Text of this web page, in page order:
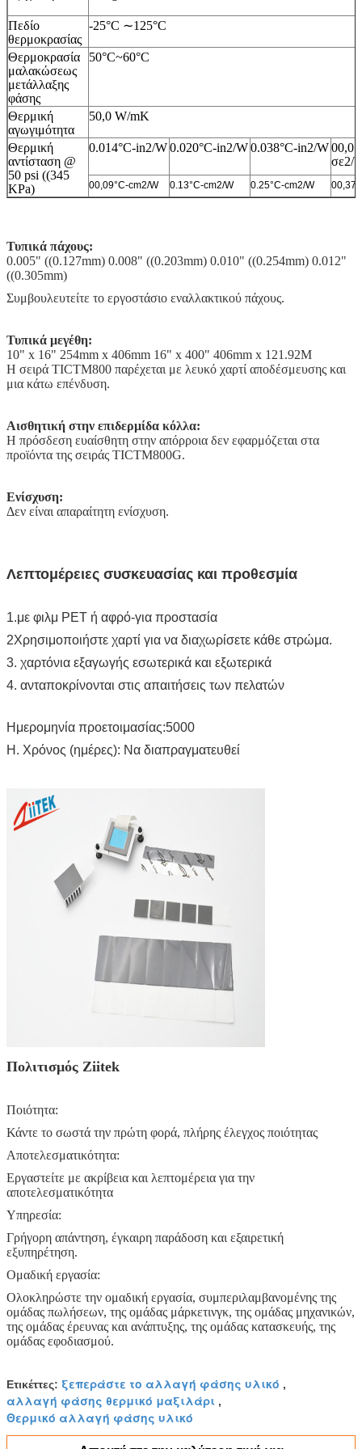
Πεδίο
θερμοκρασίας
-25°C ∼125°C
Θερμοκρασία
μαλακώσεως
μετάλλαξης
φάσης
50°C~60°C
Θερμική
αγωγιμότητα
50,0 W/mK
Θερμική
αντίσταση @
50 psi ((345
KPa)
0.014°C-in2/W0.020°C-in2/W0.038°C-in2/W
σε2/
00,09°C-cm2/W 0.13°C-cm2/W 0.25°C-cm2/W
Τυπικά πάχους:
0.005" ((0.127mm) 0.008" ((0.203mm) 0.010" ((0.254mm) 0.012"
((0.305mm)
Συμβουλευτείτε το εργοστάσιο εναλλακτικού πάχους.
Τυπικά μεγέθη:
10" x 16" 254mm x 406mm 16" x 400" 406mm x 121.92M
Η σειρά TICTM800 παρέχεται με λευκό χαρτί αποδέσμευσης και
μια κάτω επένδυση.
Αισθητική στην επιδερμίδα κόλλα:
Η πρόσδεση ευαίσθητη στην απόρροια δεν εφαρμόζεται στα
προϊόντα της σειράς TICTM800G.
Ενίσχυση:
Δεν είναι απαραίτητη ενίσχυση.
Λεπτομέρειες συσκευασίας και προθεσμία
1.με φιλμ PET ή αφρό-για προστασία
2Χρησιμοποιήστε χαρτί για να διαχωρίσετε κάθε στρώμα.
3. χαρτόνια εξαγωγής εσωτερικά και εξωτερικά
4. ανταποκρίνονται στις απαιτήσεις των πελατών
Ημερομηνία προετοιμασίας:5000
Η. Χρόνος (ημέρες): Να διαπραγματευθεί
Πολιτισμός Ziitek
Ποιότητα:
Κάντε το σωστά την πρώτη φορά, πλήρης έλεγχος ποιότητας
Αποτελεσματικότητα:
Εργαστείτε με ακρίβεια και λεπτομέρεια για την
αποτελεσματικότητα
Υπηρεσία:
Γρήγορη απάντηση, έγκαιρη παράδοση και εξαιρετική
εξυπηρέτηση.
Ομαδική εργασία:
Ολοκληρώστε την ομαδική εργασία, συμπεριλαμβανομένης της
ομάδας πωλήσεων, της ομάδας μάρκετινγκ, της ομάδας μηχανικών,
της ομάδας έρευνας και ανάπτυξης, της ομάδας κατασκευής, της
ομάδας εφοδιασμού.
Ετικέττες: ξεπεράστε το αλλαγή φάσης υλικό ,
αλλαγή φάσης θερμικό μαξιλάρι ,
Θερμικό αλλαγή φάσης υλικό